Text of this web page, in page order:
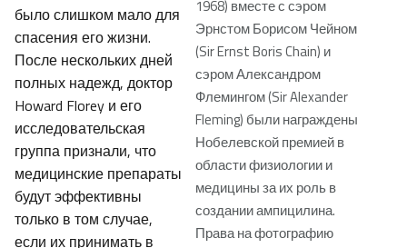
1968) вместе с сэром
Эрнстом Борисом Чейном
(Sir Ernst Boris Chain) и
сэром Александром
Флемингом (Sir Alexander
Fleming) были награждены
Нобелевской премией в
области физиологии и
медицины за их роль в
создании ампицилина.
Права на фотографию
было слишком мало для
спасения его жизни.
После нескольких дней
полных надежд, доктор
Howard Florey и его
исследовательская
группа признали, что
медицинские препараты
будут эффективны
только в том случае,
если их принимать в